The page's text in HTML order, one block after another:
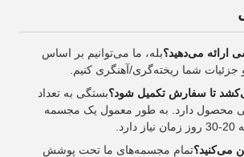
ارائه می‌دهید؟بله، ما می‌توانیم بر اساس
جزئیات شما ریخته‌گری/آهنگری کنیم.
تا سفارش تکمیل شود؟بستگی به تعداد
محصول دارد. به طور معمول یک مجسمه
می‌کنید؟تمام مجسمه‌های ما تحت پوشش